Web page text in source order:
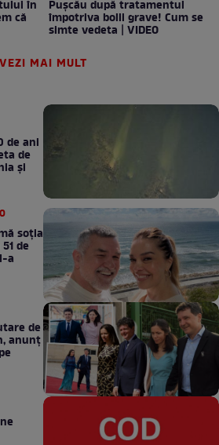
în
că
Pușcău după tratamentul
împotriva bolii grave! Cum se
simte vedeta | VIDEO
VEZI MAI MULT
de ani
de
şi
soţia
de
a
anunţ